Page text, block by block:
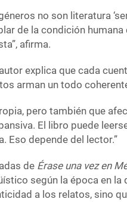
no son literatura
de la condición humana
afirma.
explica que cada
arman un todo
pero también que
El libro puede
Eso depende del lector.”
de Érase una vez en
según la época en la
a los relatos, sino